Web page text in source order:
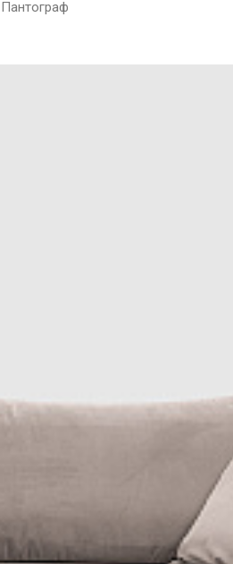
Пантограф